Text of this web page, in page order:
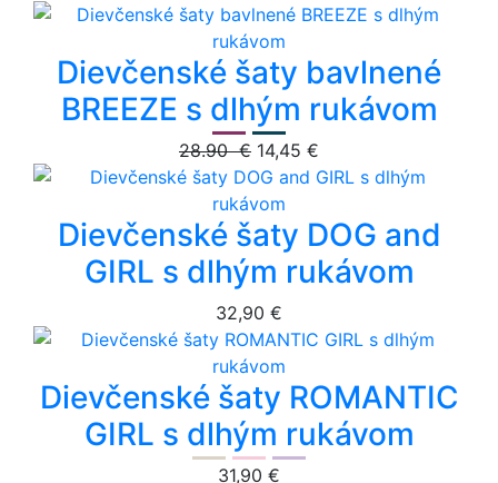
Dievčenské šaty bavlnené
BREEZE s dlhým rukávom
28.90 € 14,45 €
Dievčenské šaty DOG and
GIRL s dlhým rukávom
32,90 €
Dievčenské šaty ROMANTIC
GIRL s dlhým rukávom
31,90 €